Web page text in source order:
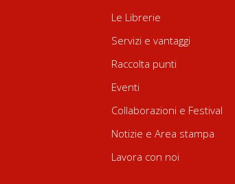
Le Librerie
Servizi e vantaggi
Raccolta punti
Eventi
Collaborazioni e Festival
Notizie e Area stampa
Lavora con noi